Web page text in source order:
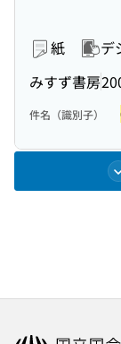
紙 デ
みすず書房
件名（識別子）